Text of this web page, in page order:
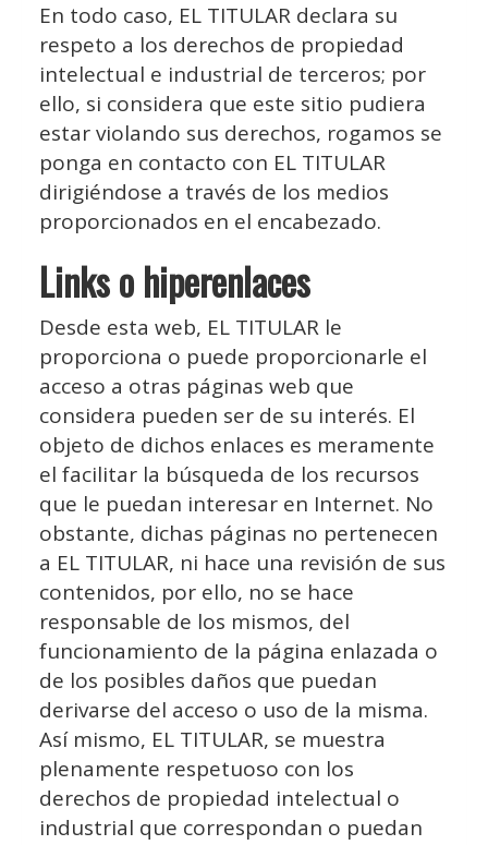
En todo caso, EL TITULAR declara su
respeto a los derechos de propiedad
intelectual e industrial de terceros; por
ello, si considera que este sitio pudiera
estar violando sus derechos, rogamos se
ponga en contacto con EL TITULAR
dirigiéndose a través de los medios
proporcionados en el encabezado.
Links o hiperenlaces
Desde esta web, EL TITULAR le
proporciona o puede proporcionarle el
acceso a otras páginas web que
considera pueden ser de su interés. El
objeto de dichos enlaces es meramente
el facilitar la búsqueda de los recursos
que le puedan interesar en Internet. No
obstante, dichas páginas no pertenecen
a EL TITULAR, ni hace una revisión de sus
contenidos, por ello, no se hace
responsable de los mismos, del
funcionamiento de la página enlazada o
de los posibles daños que puedan
derivarse del acceso o uso de la misma.
Así mismo, EL TITULAR, se muestra
plenamente respetuoso con los
derechos de propiedad intelectual o
industrial que correspondan o puedan